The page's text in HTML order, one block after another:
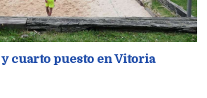
cuarto puesto en Vitoria